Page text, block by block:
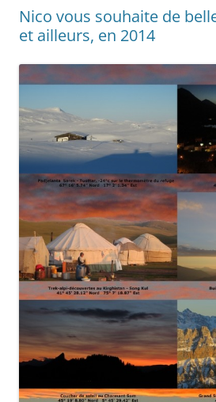
Nico vous souhaite de
et ailleurs, en 2014